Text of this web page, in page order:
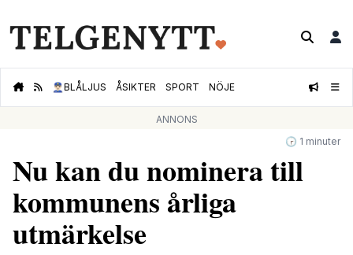
👮🏻‍♂️BLÅLJUS ÅSIKTER SPORT NÖJE
ANNONS
🕝 1 minuter
Nu kan du nominera till
kommunens årliga
utmärkelse